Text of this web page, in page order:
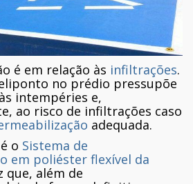
é em relação às infiltrações.
no prédio pressupõe
intempéries e,
ao risco de infiltrações caso
adequada.
o Sistema de
em poliéster flexível da
que, além de